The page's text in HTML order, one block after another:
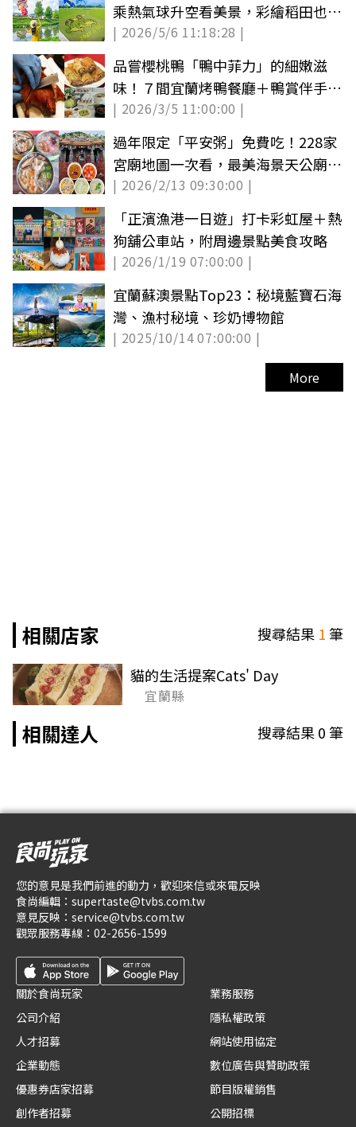
乘熱氣球升空看美景，彩繪稻田也要
拍
| 2026/5/6 11:18:28 |
品嘗櫻桃鴨「鴨中菲力」的細嫩滋
味！７間宜蘭烤鴨餐廳＋鴨賞伴手禮
推薦
| 2026/3/5 11:00:00 |
過年限定「平安粥」免費吃！228家
宮廟地圖一次看，最美海景天公廟在
這
| 2026/2/13 09:30:00 |
「正濱漁港一日遊」打卡彩虹屋＋熱
狗舖公車站，附周邊景點美食攻略
| 2026/1/19 07:00:00 |
宜蘭蘇澳景點Top23：秘境藍寶石海
灣、漁村秘境、珍奶博物館
| 2025/10/14 07:00:00 |
More
相關店家 搜尋結果 1筆
貓的生活提案Cats' Day
宜蘭縣
相關達人 搜尋結果0筆
您的意見是我們前進的動力，歡迎來信或來電反映
食尚編輯： supertaste@tvbs.com.tw
意見反映： service@tvbs.com.tw
觀眾服務專線： 02-2656-1599
關於食尚玩家
公司介紹
人才招募
企業動態
優惠券店家招募
創作者招募
業務服務
隱私權政策
網站使用協定
數位廣告與贊助政策
節目版權銷售
公開招標